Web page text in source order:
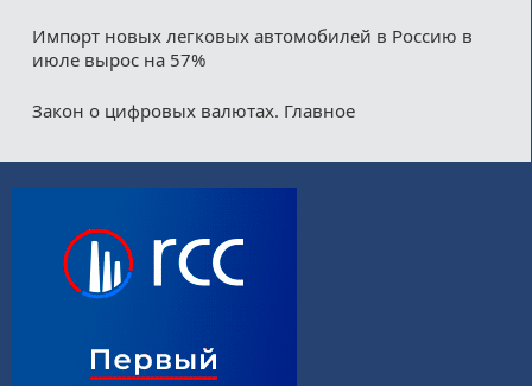
Импорт новых легковых автомобилей в Россию в
июле вырос на 57%
Закон о цифровых валютах. Главное